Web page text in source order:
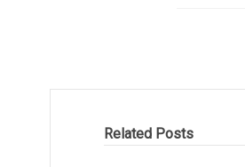
Related Posts